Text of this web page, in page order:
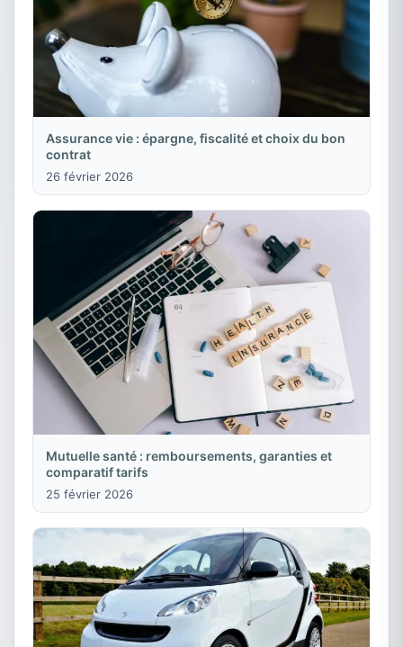
Assurance vie : épargne, fiscalité et choix du bon
contrat
26 février 2026
Mutuelle santé : remboursements, garanties et
comparatif tarifs
25 février 2026